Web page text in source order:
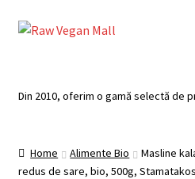
Skip
Skip
Categorii
Din 2010, oferim o gamă selectă de
Home Alimente Bio
Masline
redus de sare, bio, 500g,